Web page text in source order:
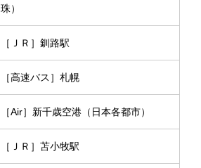
珠）
［ＪＲ］釧路駅
［高速バス］札幌
［Air］新千歳空港（日本各都市）
［ＪＲ］苫小牧駅